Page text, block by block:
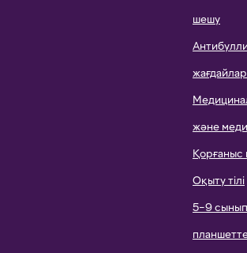
шешу
және
Қорғаныс
Оқыту тілі
5–9